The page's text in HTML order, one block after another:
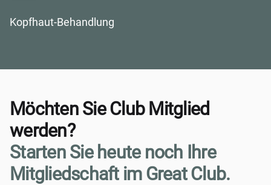
Kopfhaut-Behandlung
Möchten Sie Club Mitglied
werden?
Starten Sie heute noch Ihre
Mitgliedschaft im Great Club.